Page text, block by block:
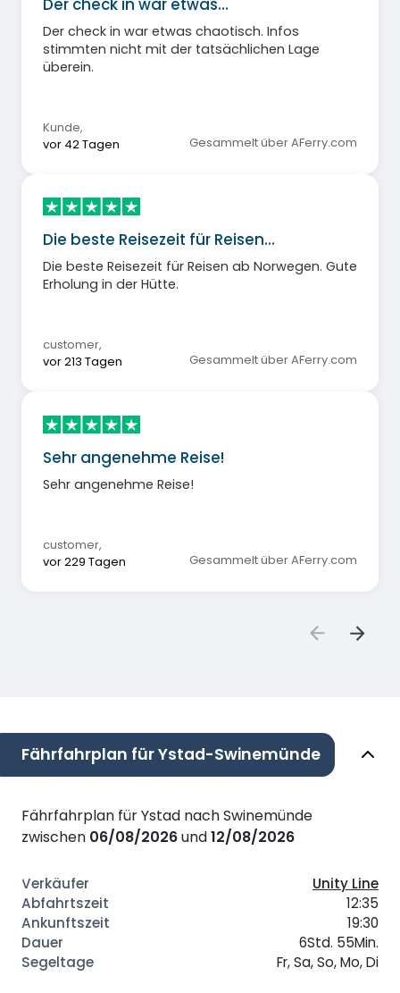
Der check in war etwas…
Der check in war etwas chaotisch. Infos
stimmten nicht mit der tatsächlichen Lage
überein.
Kunde,
vor 42 Tagen
Gesammelt über AFerry.com
Die beste Reisezeit für Reisen…
Die beste Reisezeit für Reisen ab Norwegen. Gute
Erholung in der Hütte.
customer,
vor 213 Tagen
Gesammelt über AFerry.com
Sehr angenehme Reise!
Sehr angenehme Reise!
customer,
vor 229 Tagen
Gesammelt über AFerry.com
Fährfahrplan für Ystad-Swinemünde
Fährfahrplan für Ystad nach Swinemünde
zwischen 06/08/2026und12/08/2026
Unity Line
12:35
19:30
6Std. 55Min.
Fr, Sa, So, Mo, Di